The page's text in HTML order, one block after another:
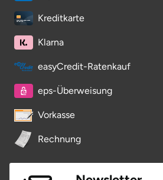
Kreditkarte
Klarna
easyCredit-Ratenkauf
eps-Überweisung
Vorkasse
Rechnung